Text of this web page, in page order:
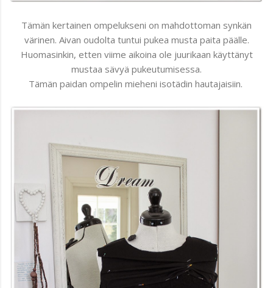
Tämän kertainen ompelukseni on mahdottoman synkän
värinen. Aivan oudolta tuntui pukea musta paita päälle.
Huomasinkin, etten viime aikoina ole juurikaan käyttänyt
mustaa sävyä pukeutumisessa.
Tämän paidan ompelin mieheni isotädin hautajaisiin.